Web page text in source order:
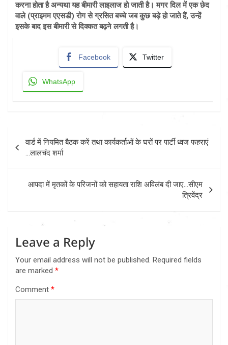
करना होता है अन्यथा यह बीमारी लाइलाज हो जाती है। मगर दिल में एक छेद
वाले (प्राइमम एएसडी) रोग से ग्रसित बच्चे जब कुछ बड़े हो जाते हैं, उन्हें
इसके बाद इस बीमारी से दिक्कत बढ़ने लगती है।
Facebook Twitter
WhatsApp
Post
navigation
वार्ड में नियमित बैठक करें तथा कार्यकर्ताओं के घरों पर पार्टी ध्वज फहराएं
…लालचंद शर्मा
आपदा में मृतकों के परिजनों को सहायता राशि अविलंब दी जाए…सीएम
त्रिवेंद्र
Leave a Reply
Your email address will not be published. Required fields
are marked *
Comment *